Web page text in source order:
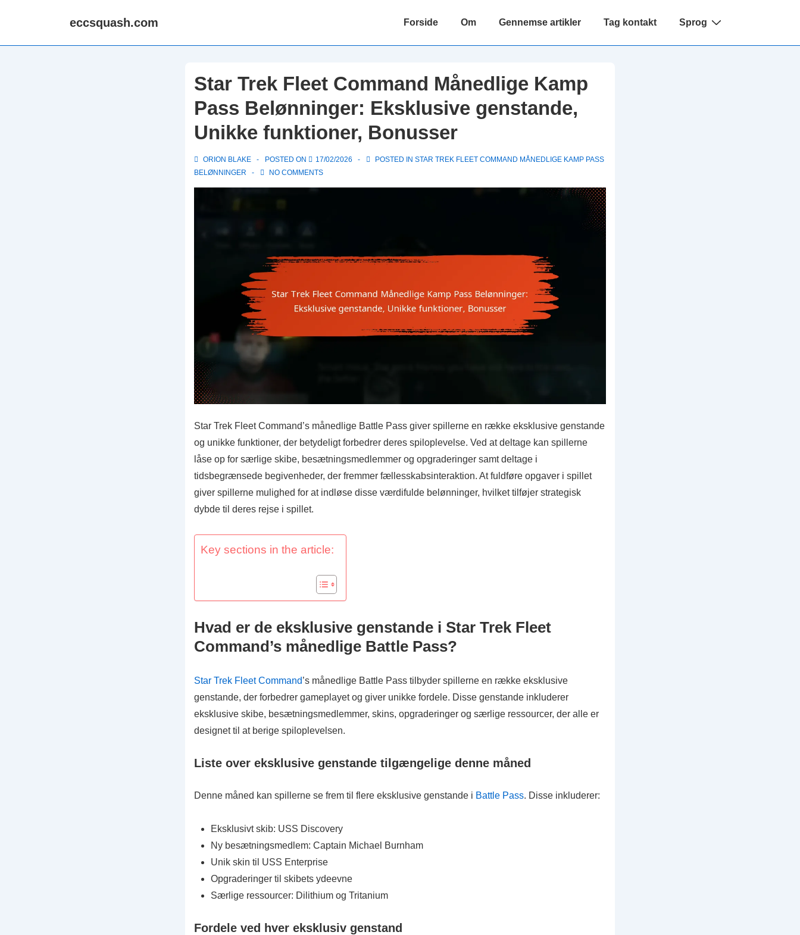
eccsquash.com
Main
Forside Om Gennemse artikler Tag kontakt Sprog
Star Trek Fleet Command Månedlige Kamp
Pass Belønninger: Eksklusive genstande,
Unikke funktioner, Bonusser
ORION BLAKE POSTED ON 17/02/2026 POSTED IN STAR TREK FLEET COMMAND MÅNEDLIGE KAMP PASS
BELØNNINGER
NO COMMENTS
Star Trek Fleet Command’s månedlige Battle Pass giver spillerne en række eksklusive genstande
og unikke funktioner, der betydeligt forbedrer deres spiloplevelse. Ved at deltage kan spillerne
låse op for særlige skibe, besætningsmedlemmer og opgraderinger samt deltage i
tidsbegrænsede begivenheder, der fremmer fællesskabsinteraktion. At fuldføre opgaver i spillet
giver spillerne mulighed for at indløse disse værdifulde belønninger, hvilket tilføjer strategisk
dybde til deres rejse i spillet.
Key sections in the article:
Hvad er de eksklusive genstande i Star Trek Fleet
Command’s månedlige Battle Pass?
Star Trek Fleet Command’s månedlige Battle Pass tilbyder spillerne en række eksklusive
genstande, der forbedrer gameplayet og giver unikke fordele. Disse genstande inkluderer
eksklusive skibe, besætningsmedlemmer, skins, opgraderinger og særlige ressourcer, der alle er
designet til at berige spiloplevelsen.
Liste over eksklusive genstande tilgængelige denne måned
Denne måned kan spillerne se frem til flere eksklusive genstande i Battle Pass. Disse inkluderer:
Eksklusivt skib: USS Discovery
Ny besætningsmedlem: Captain Michael Burnham
Unik skin til USS Enterprise
Opgraderinger til skibets ydeevne
Særlige ressourcer: Dilithium og Tritanium
Fordele ved hver eksklusiv genstand